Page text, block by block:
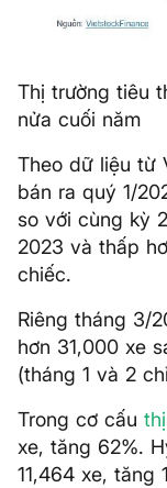
Thị trường tiêu
nửa cuối năm
Theo dữ liệu từ
bán ra quý 1/
so với cùng kỳ
2023 và thấp
chiếc.
Riêng tháng 3/
hơn 31,000 xe
(tháng 1 và 2
Trong cơ cấu
xe, tăng 62%.
11,464 xe, tăng